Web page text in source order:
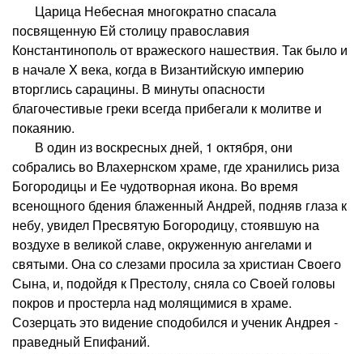
Царица Небесная многократно спасала
посвященную Ей столицу православия
Константинополь от вражеского нашествия. Так было и
в начале X века, когда в Византийскую империю
вторглись сарацины. В минуты опасности
благочестивые греки всегда прибегали к молитве и
покаянию.
В один из воскресных дней, 1 октября, они
собрались во Влахернском храме, где хранились риза
Богородицы и Ее чудотворная икона. Во время
всенощного бдения блаженный Андрей, подняв глаза к
небу, увидел Пресвятую Богородицу, стоявшую на
воздухе в великой славе, окруженную ангелами и
святыми. Она со слезами просила за христиан Своего
Сына, и, подойдя к Престолу, сняла со Своей головы
покров и простерла над молящимися в храме.
Созерцать это видение сподобился и ученик Андрея -
праведный Епифаний.